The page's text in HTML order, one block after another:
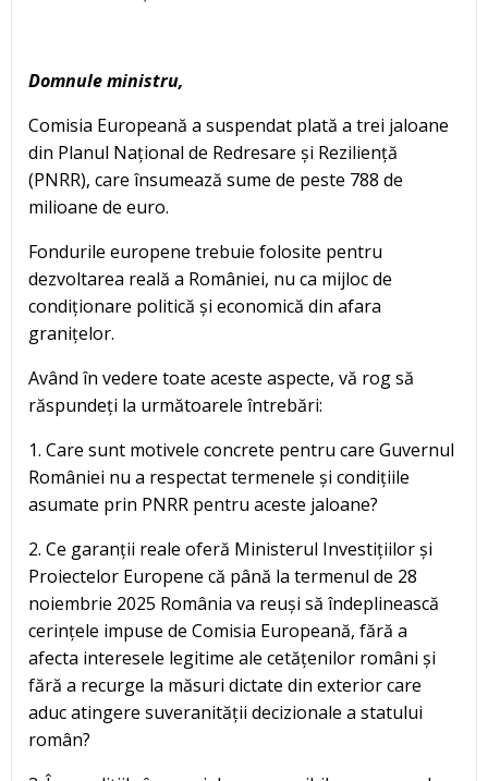
Domnule ministru,
Comisia Europeană a suspendat plată a trei jaloane
din Planul Național de Redresare și Reziliență
(PNRR), care însumează sume de peste 788 de
milioane de euro.
Fondurile europene trebuie folosite pentru
dezvoltarea reală a României, nu ca mijloc de
condiționare politică și economică din afara
granițelor.
Având în vedere toate aceste aspecte, vă rog să
răspundeți la următoarele întrebări:
1. Care sunt motivele concrete pentru care Guvernul
României nu a respectat termenele și condițiile
asumate prin PNRR pentru aceste jaloane?
2. Ce garanții reale oferă Ministerul Investițiilor și
Proiectelor Europene că până la termenul de 28
noiembrie 2025 România va reuși să îndeplinească
cerințele impuse de Comisia Europeană, fără a
afecta interesele legitime ale cetățenilor români și
fără a recurge la măsuri dictate din exterior care
aduc atingere suveranității decizionale a statului
român?